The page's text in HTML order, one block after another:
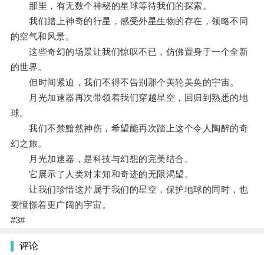
那里，有无数个神秘的星球等待我们的探索。
我们踏上神奇的行星，感受外星生物的存在，领略不同
的空气和风景。
这些奇幻的场景让我们惊叹不已，仿佛置身于一个全新
的世界。
但时间紧迫，我们不得不告别那个美轮美奂的宇宙。
月光加速器再次带领着我们穿越星空，回归到熟悉的地
球。
我们不禁黯然神伤，希望能再次踏上这个令人陶醉的奇
幻之旅。
月光加速器，是科技与幻想的完美结合。
它展示了人类对未知和奇迹的无限渴望。
让我们珍惜这片属于我们的星空，保护地球的同时，也
要憧憬着更广阔的宇宙。
#3#
评论